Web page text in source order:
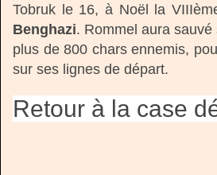
Tobruk le 16, à Noël la
Benghazi. Rommel aura
plus de 800 chars ennemis,
sur ses lignes de départ.
Retour à la case